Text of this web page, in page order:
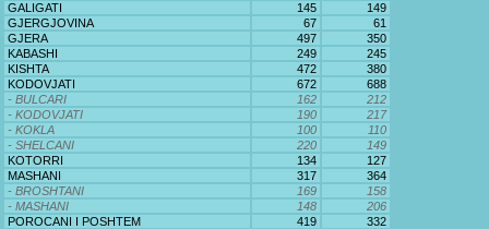
GALIGATI
145
149
GJERGJOVINA
67
61
GJERA
497
350
KABASHI
249
245
KISHTA
472
380
KODOVJATI
672
688
- BULCARI
162
212
- KODOVJATI
190
217
- KOKLA
100
110
- SHELCANI
220
149
KOTORRI
134
127
MASHANI
317
364
- BROSHTANI
169
158
- MASHANI
148
206
POROCANI I POSHTEM
419
332